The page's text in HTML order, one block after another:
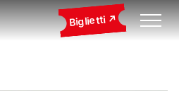
Biglietti